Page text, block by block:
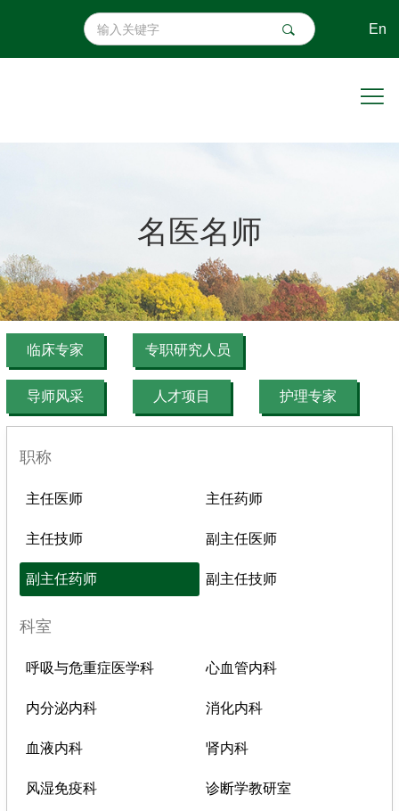
En
名医名师
临床专家 专职研究人员
导师风采 人才项目 护理专家
职称
主任医师 主任药师
主任技师 副主任医师
副主任药师 副主任技师
科室
呼吸与危重症医学科 心血管内科
内分泌内科 消化内科
血液内科 肾内科
风湿免疫科 诊断学教研室